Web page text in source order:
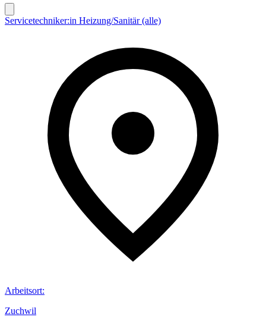
Servicetechniker:in Heizung/Sanitär (alle)
Arbeitsort:
Zuchwil